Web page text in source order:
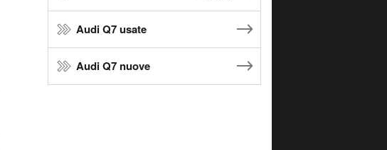
Audi Q7 usate
Audi Q7 nuove